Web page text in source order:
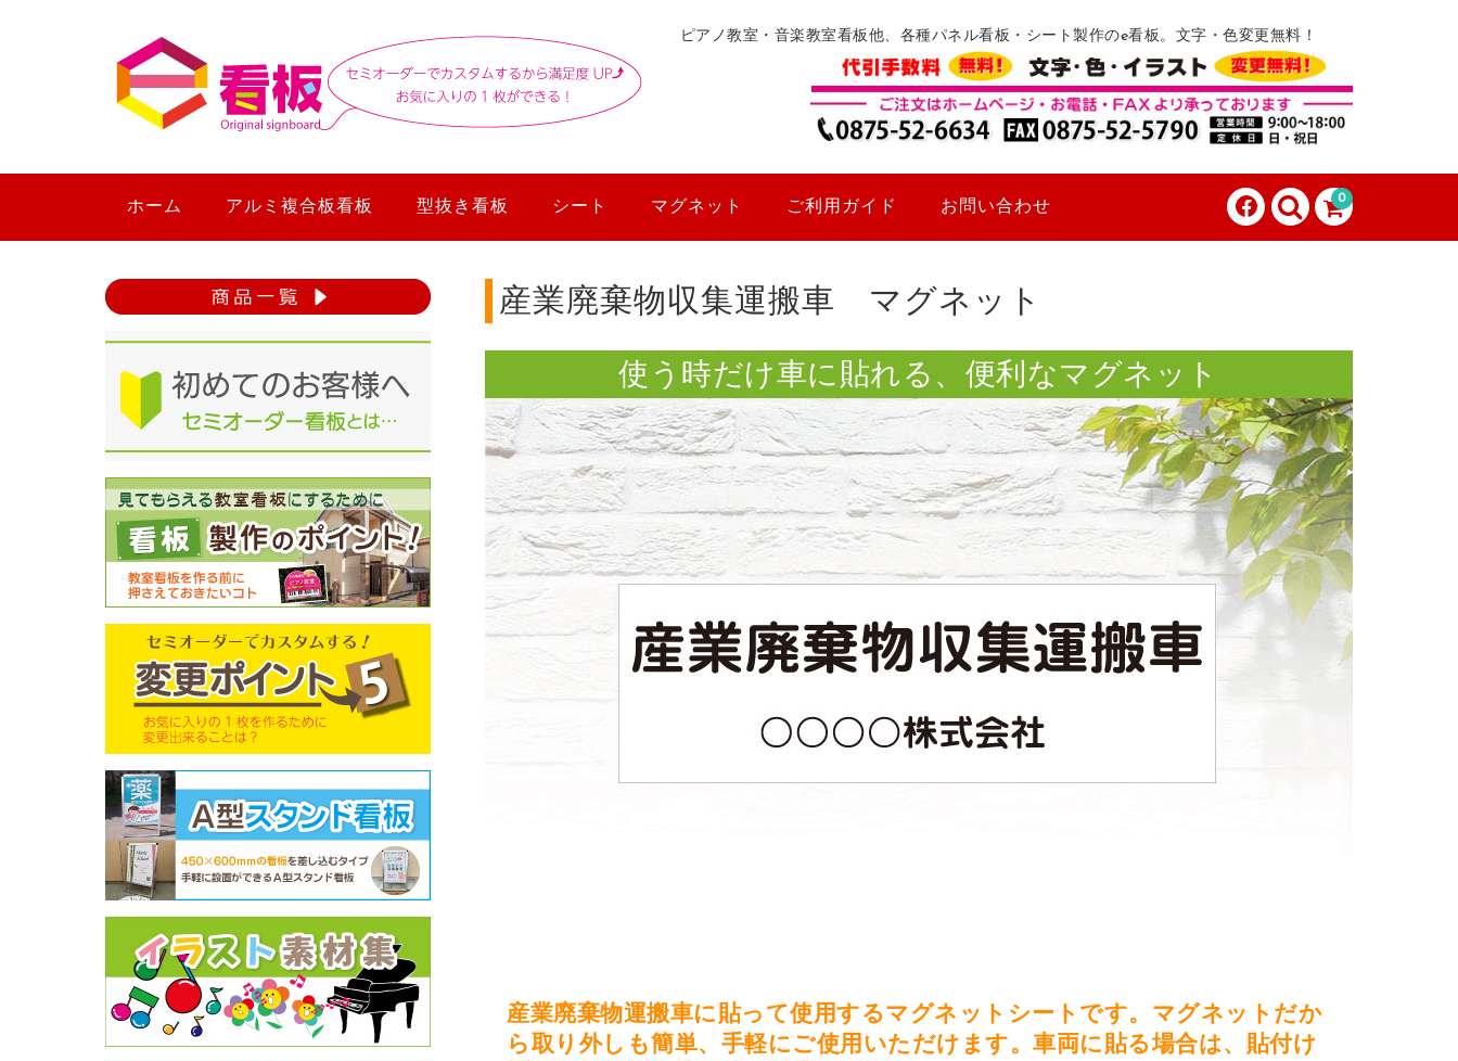
ピアノ教室・音楽教室看板他、各種パネル看板・シート製作のe看板。文字・色変更無料！
0
ホーム アルミ複合板看板 型抜き看板 シート マグネット ご利用ガイド お問い合わせ
産業廃棄物収集運搬車 マグネット
使う時だけ車に貼れる、便利なマグネット
産業廃棄物運搬車に貼って使用するマグネットシートです。マグネットだか
ら取り外しも簡単、手軽にご使用いただけます。車両に貼る場合は、貼付け